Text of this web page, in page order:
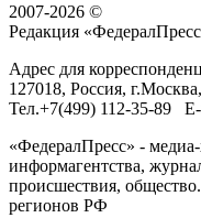
2007-2026 ©
Редакция «ФедералПресс
Адрес для
127018, Россия, г.Москва,
Тел.+7(499) 112-35-89 E-
«ФедералПресс» -
информагентства,
происшествия,
регионов РФ